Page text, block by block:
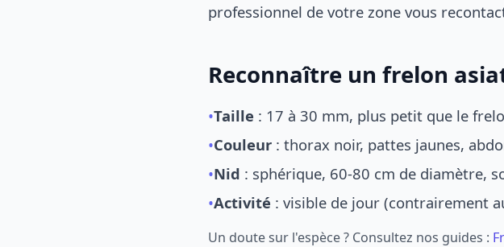
professionnel de votre zone vous
Reconnaître un frelon
•Taille : 17 à 30 mm, plus petit que le
•Couleur : thorax noir, pattes jaunes,
•Nid : sphérique, 60-80 cm de diamètre,
•Activité : visible de jour (contrairement
Un doute sur l'espèce ? Consultez nos guides :